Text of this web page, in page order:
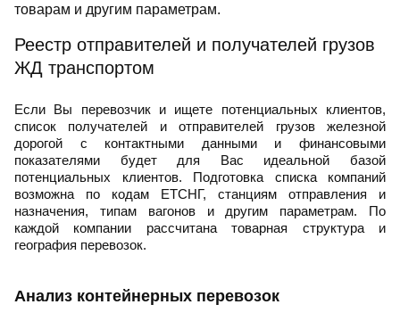
товарам и другим параметрам.
Реестр отправителей и получателей грузов
ЖД транспортом
Если Вы перевозчик и ищете потенциальных клиентов,
список получателей и отправителей грузов железной
дорогой с контактными данными и финансовыми
показателями будет для Вас идеальной базой
потенциальных клиентов. Подготовка списка компаний
возможна по кодам ЕТСНГ, станциям отправления и
назначения, типам вагонов и другим параметрам. По
каждой компании рассчитана товарная структура и
география перевозок.
Анализ контейнерных перевозок